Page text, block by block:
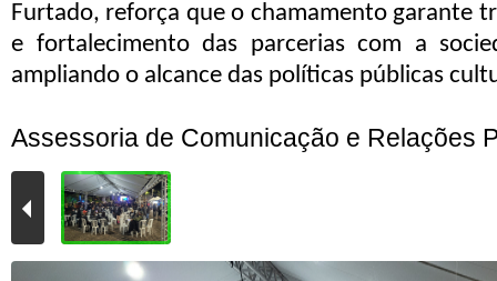
Furtado, reforça que o chamamento garante
e fortalecimento das parcerias com a
ampliando o alcance das políticas públicas
Assessoria de Comunicação e Relações